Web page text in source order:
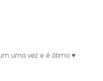
uma vez e é ótimo ♥